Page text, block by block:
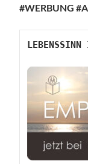
#WERBUNG
LEBENSSINN